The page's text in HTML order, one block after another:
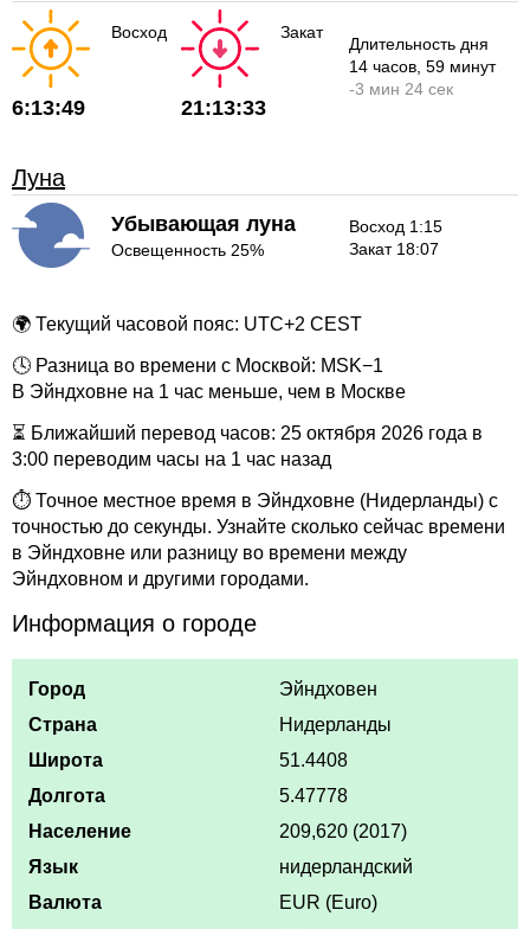
Восход
6:13:49
Закат
21:13:33
Длительность дня
14 часов , 59 минут
-3 мин 24 сек
Луна
Убывающая луна
Освещенность 25%
Восход 1:15
Закат 18:07
🌍 Текущий часовой пояс: UTC+2 CEST
🕓 Разница во времени с Москвой: MSK−1
В Эйндховне на 1 час меньше, чем в Москве
⏳ Ближайший перевод часов: 25 октября 2026 года в
3:00 переводим часы на 1 час назад
⏱ Точное местное время в Эйндховне (Нидерланды) с
точностью до секунды. Узнайте сколько сейчас времени
в Эйндховне или разницу во времени между
Эйндховном и другими городами.
Информация о городе
Город
Эйндховен
Страна
Нидерланды
Широта
51.4408
Долгота
5.47778
Население
209,620 (2017)
Язык
нидерландский
Валюта
EUR (Euro)